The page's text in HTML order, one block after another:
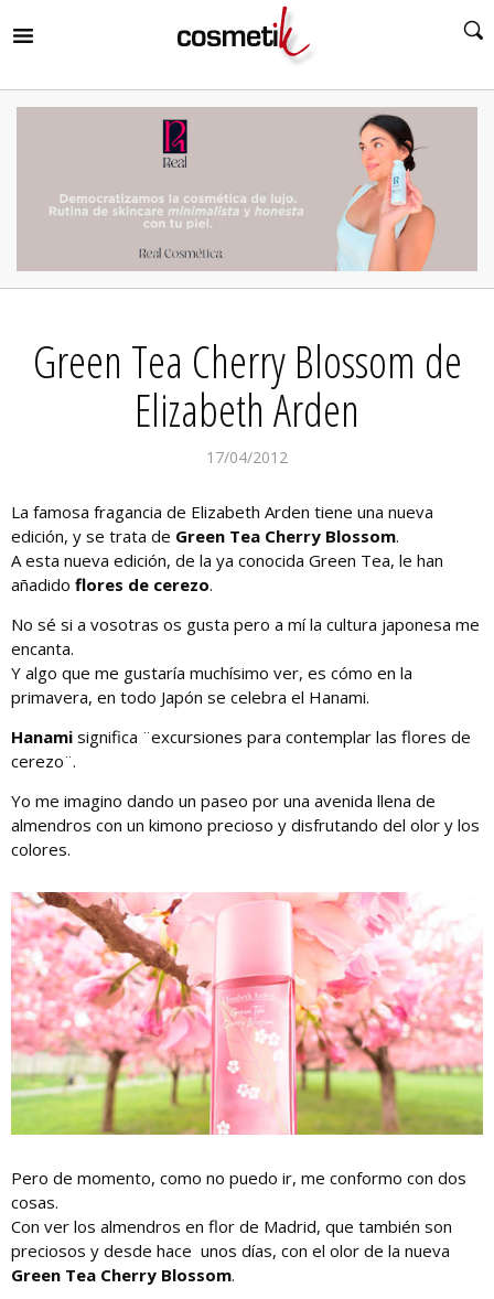
Green Tea Cherry Blossom de
Elizabeth Arden
17/04/2012
La famosa fragancia de Elizabeth Arden tiene una nueva
edición, y se trata de Green Tea Cherry Blossom.
A esta nueva edición, de la ya conocida Green Tea, le han
añadido flores de cerezo.
No sé si a vosotras os gusta pero a mí la cultura japonesa me
encanta.
Y algo que me gustaría muchísimo ver, es cómo en la
primavera, en todo Japón se celebra el Hanami.
Hanami significa ¨excursiones para contemplar las flores de
cerezo¨.
Yo me imagino dando un paseo por una avenida llena de
almendros con un kimono precioso y disfrutando del olor y los
colores.
Pero de momento, como no puedo ir, me conformo con dos
cosas.
Con ver los almendros en flor de Madrid, que también son
preciosos y desde hace unos días, con el olor de la nueva
Green Tea Cherry Blossom.